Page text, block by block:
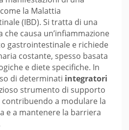
la Malattia
(IBD). Si tratta di una
che causa un’infiammazione
gastrointestinale e richiede
costante, spesso basata
e diete specifiche. In
di determinati integratori
strumento di supporto
contribuendo a modulare la
e a mantenere la barriera